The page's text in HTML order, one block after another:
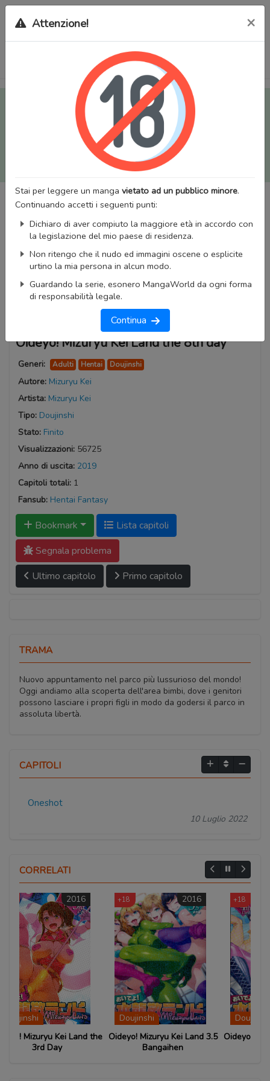
Tutti i Doujinshi e Manga per adulti (+18) sono stati trasferiti
sul nostro nuovo sito (
mangaworldadult.net
); invece, per i
Manga classici, puoi utilizzare
MangaWorld
Potrai effettuare illogincon il tuo account di MangaWorld
tutti i dati sono condivisi tra i due siti,
perderai alcun dato, inclusi bookmarks e premium
Attenzione! ×
Stai per leggere un manga vietato ad un pubblico minore.
Continuando accetti i seguenti punti:
Dichiaro di aver compiuto la maggiore età in accordo con
la legislazione del mio paese di residenza.
Non ritengo che il nudo ed immagini oscene o esplicite
urtino la mia persona in alcun modo.
Guardando la serie, esonero MangaWorld da ogni forma
di responsabilità legale.
Continua
Oideyo! Mizuryu Kei Land the 8th day
Generi: Adulti Hentai Doujinshi
Autore: Mizuryu Kei
Artista: Mizuryu Kei
Tipo: Doujinshi
Stato: Finito
Visualizzazioni: 56725
Anno di uscita: 2019
Capitoli totali: 1
Fansub: Hentai Fantasy
Bookmark
Lista capitoli
Segnala problema
Ultimo capitolo
Primo capitolo
TRAMA
Nuovo appuntamento nel parco più lussurioso del mondo!
Oggi andiamo alla scoperta dell'area bimbi, dove i genitori
possono lasciare i propri figli in modo da godersi il parco in
assoluta libertà.
CAPITOLI
Oneshot
10 Luglio 2022
CORRELATI
the
+18 2016
Doujinshi
Oideyo! Mizuryu Kei Land 3.5
+18 2014
Doujinshi
Oideyo! Mizuryu Kei Land the